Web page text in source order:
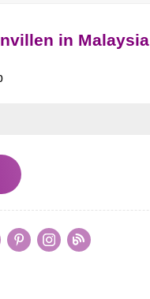
in Malaysia